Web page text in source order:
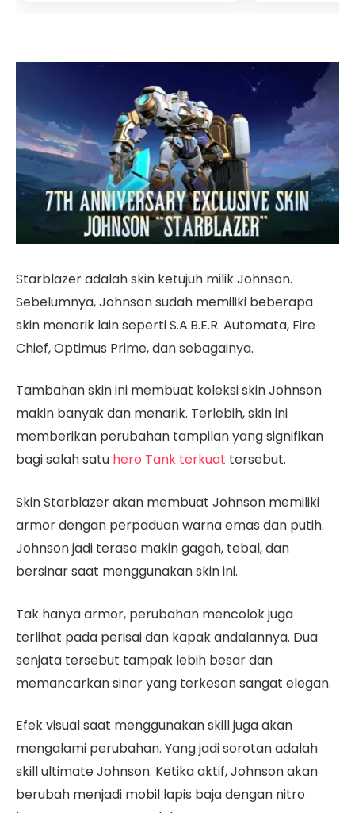
Starblazer adalah skin ketujuh milik Johnson.
Sebelumnya, Johnson sudah memiliki beberapa
skin menarik lain seperti S.A.B.E.R. Automata, Fire
Chief, Optimus Prime, dan sebagainya.
Tambahan skin ini membuat koleksi skin Johnson
makin banyak dan menarik. Terlebih, skin ini
memberikan perubahan tampilan yang signifikan
bagi salah satu hero Tank terkuat tersebut.
Skin Starblazer akan membuat Johnson memiliki
armor dengan perpaduan warna emas dan putih.
Johnson jadi terasa makin gagah, tebal, dan
bersinar saat menggunakan skin ini.
Tak hanya armor, perubahan mencolok juga
terlihat pada perisai dan kapak andalannya. Dua
senjata tersebut tampak lebih besar dan
memancarkan sinar yang terkesan sangat elegan.
Efek visual saat menggunakan skill juga akan
mengalami perubahan. Yang jadi sorotan adalah
skill ultimate Johnson. Ketika aktif, Johnson akan
berubah menjadi mobil lapis baja dengan nitro